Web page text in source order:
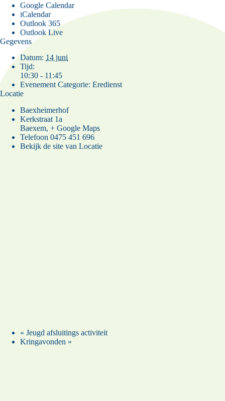
Google Calendar
iCalendar
Outlook 365
Outlook Live
Gegevens
Datum: 14 juni
Tijd:
10:30 - 11:45
Evenement Categorie: Eredienst
Locatie
Baexheimerhof
Kerkstraat 1a
Baexem, + Google Maps
Telefoon 0475 451 696
Bekijk de site van Locatie
« Jeugd afsluitings activiteit
Kringavonden »